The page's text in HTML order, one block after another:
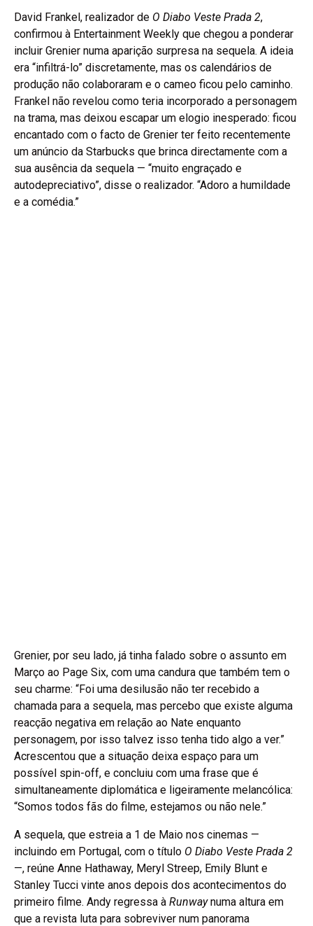
David Frankel, realizador de O Diabo Veste Prada 2,
confirmou à Entertainment Weekly que chegou a ponderar
incluir Grenier numa aparição surpresa na sequela. A ideia
era “infiltrá-lo” discretamente, mas os calendários de
produção não colaboraram e o cameo ficou pelo caminho.
Frankel não revelou como teria incorporado a personagem
na trama, mas deixou escapar um elogio inesperado: ficou
encantado com o facto de Grenier ter feito recentemente
um anúncio da Starbucks que brinca directamente com a
sua ausência da sequela — “muito engraçado e
autodepreciativo”, disse o realizador. “Adoro a humildade
e a comédia.”
Grenier, por seu lado, já tinha falado sobre o assunto em
Março ao Page Six, com uma candura que também tem o
seu charme: “Foi uma desilusão não ter recebido a
chamada para a sequela, mas percebo que existe alguma
reacção negativa em relação ao Nate enquanto
personagem, por isso talvez isso tenha tido algo a ver.”
Acrescentou que a situação deixa espaço para um
possível spin-off, e concluiu com uma frase que é
simultaneamente diplomática e ligeiramente melancólica:
“Somos todos fãs do filme, estejamos ou não nele.”
A sequela, que estreia a 1 de Maio nos cinemas —
incluindo em Portugal, com o título O Diabo Veste Prada 2
—, reúne Anne Hathaway, Meryl Streep, Emily Blunt e
Stanley Tucci vinte anos depois dos acontecimentos do
primeiro filme. Andy regressa à Runwaynuma altura em
que a revista luta para sobreviver num panorama